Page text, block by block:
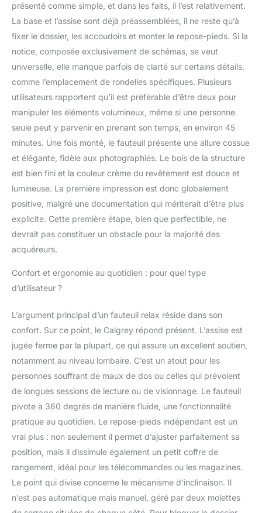
Position Relax LxHxP
90x80x166 cm
Préconisé pour un
utilisateur de max. 130
kg, optique noble avec
véritable cuir et
rembourrage mousse
confortable,
Accoudoirs rembourré
Repose-pieds repliable
inclus: 53x46x48 cm
(LxHxP), dimensions
du compartiment
interne LxHxP environ
en bois laqué couleur
hêtre naturel Ce
fauteuil est
particulièrement bien
parfait pour éviter des
problèmes de dos,
L'encombrement du
fauteuil: LxHxP
90x104x91 cm, Livré
montage inclus
présenté comme simple, et dans les faits, il l’est relativement.
La base et l’assise sont déjà préassemblées, il ne reste qu’à
fixer le dossier, les accoudoirs et monter le repose-pieds. Si la
notice, composée exclusivement de schémas, se veut
universelle, elle manque parfois de clarté sur certains détails,
comme l’emplacement de rondelles spécifiques. Plusieurs
utilisateurs rapportent qu’il est préférable d’être deux pour
manipuler les éléments volumineux, même si une personne
seule peut y parvenir en prenant son temps, en environ 45
minutes. Une fois monté, le fauteuil présente une allure cossue
et élégante, fidèle aux photographies. Le bois de la structure
est bien fini et la couleur crème du revêtement est douce et
lumineuse. La première impression est donc globalement
positive, malgré une documentation qui mériterait d’être plus
explicite. Cette première étape, bien que perfectible, ne
devrait pas constituer un obstacle pour la majorité des
acquéreurs.
Confort et ergonomie au quotidien : pour quel type
d’utilisateur ?
L’argument principal d’un fauteuil relax réside dans son
confort. Sur ce point, le Calgrey répond présent. L’assise est
jugée ferme par la plupart, ce qui assure un excellent soutien,
notamment au niveau lombaire. C’est un atout pour les
personnes souffrant de maux de dos ou celles qui prévoient
de longues sessions de lecture ou de visionnage. Le fauteuil
pivote à 360 degrés de manière fluide, une fonctionnalité
pratique au quotidien. Le repose-pieds indépendant est un
vrai plus : non seulement il permet d’ajuster parfaitement sa
position, mais il dissimule également un petit coffre de
rangement, idéal pour les télécommandes ou les magazines.
Le point qui divise concerne le mécanisme d’inclinaison. Il
n’est pas automatique mais manuel, géré par deux molettes